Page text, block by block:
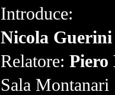
Introduce:
Nicola Guerini
Relatore:
Sala Montanari